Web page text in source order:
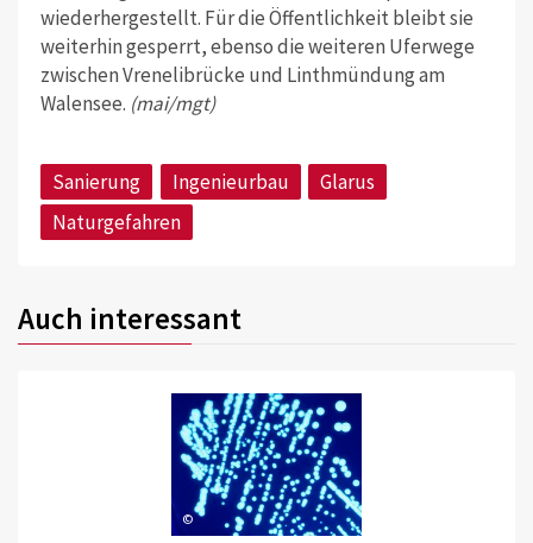
wiederhergestellt. Für die Öffentlichkeit bleibt sie
weiterhin gesperrt, ebenso die weiteren Uferwege
zwischen Vrenelibrücke und Linthmündung am
Walensee. (mai/mgt)
Sanierung Ingenieurbau
Glarus
Naturgefahren
Auch interessant
©